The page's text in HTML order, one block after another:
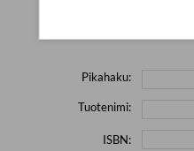
Yritä hakea pienemmällä
Pikahaku:
Tuotenimi:
ISBN: